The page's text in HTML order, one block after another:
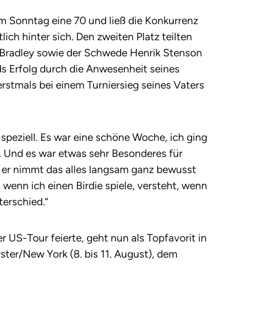
Sonntag eine 70 und ließ die Konkurrenz
hinter sich. Den zweiten Platz teilten
sowie der Schwede Henrik Stenson
Erfolg durch die Anwesenheit seines
bei einem Turniersieg seines Vaters
Es war eine schöne Woche, ich ging
es war etwas sehr Besonderes für
nimmt das alles langsam ganz bewusst
wenn ich einen Birdie spiele, versteht, wenn
US-Tour feierte, geht nun als Topfavorit in
New York (8. bis 11. August), dem